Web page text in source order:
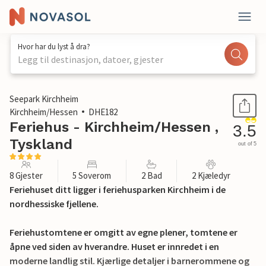
Hvor har du lyst å dra?
Legg til destinasjon, datoer, gjester
1 / 39
Seepark Kirchheim
Kirchheim/Hessen
DHE182
Feriehus - Kirchheim/Hessen ,
Tyskland
3.5
out of 5
8 Gjester 5 Soverom 2 Bad 2 Kjæledyr
Feriehuset ditt ligger i feriehusparken Kirchheim i de
nordhessiske fjellene.
Feriehustomtene er omgitt av egne plener, tomtene er
åpne ved siden av hverandre. Huset er innredet i en
moderne landlig stil. Kjærlige detaljer i barnerommene og